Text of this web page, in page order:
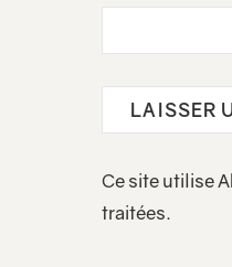
Ce site utilise
traitées.